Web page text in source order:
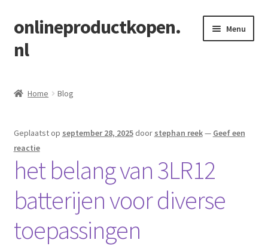
Ga
door
naar
Ga
naar
de
onlineproductkopen.
nl
Menu
https://vergeliking.nl/
Home Blog
Geplaatst op september 28, 2025 door stephan reek— Geef een
reactie
het belang van 3LR12
batterijen voor diverse
toepassingen